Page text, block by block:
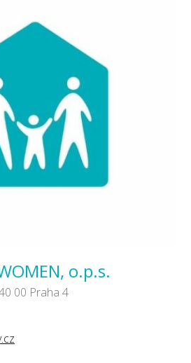
o.p.s.
00 Praha 4